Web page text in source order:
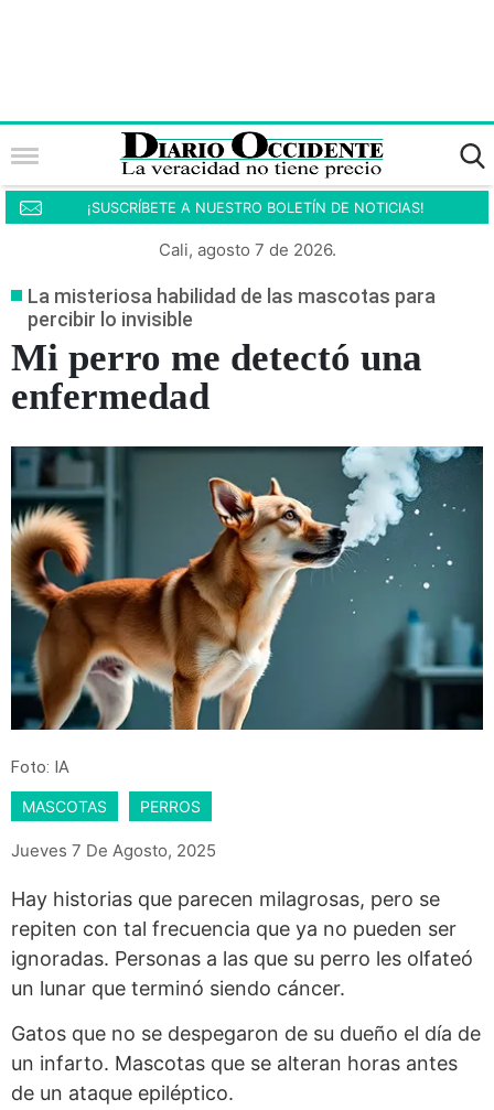
¡SUSCRÍBETE A NUESTRO BOLETÍN DE NOTICIAS!
Cali, agosto 7 de 2026.
La misteriosa habilidad de las mascotas para
percibir lo invisible
Mi perro me detectó una
enfermedad
Foto: IA
MASCOTAS PERROS
Jueves 7 De Agosto, 2025
Hay historias que parecen milagrosas, pero se
repiten con tal frecuencia que ya no pueden ser
ignoradas. Personas a las que su perro les olfateó
un lunar que terminó siendo cáncer.
Gatos que no se despegaron de su dueño el día de
un infarto. Mascotas que se alteran horas antes
de un ataque epiléptico.